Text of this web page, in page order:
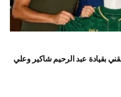
بقيادة عبد الرحيم شاكير وعلي